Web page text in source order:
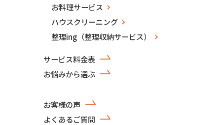
お料理サービス
ハウスクリーニング
整理ing（整理収納サービス）
サービス料金表
お悩みから選ぶ
お客様の声
よくあるご質問